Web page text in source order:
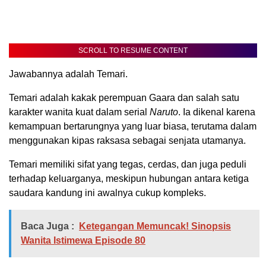
SCROLL TO RESUME CONTENT
Jawabannya adalah Temari.
Temari adalah kakak perempuan Gaara dan salah satu
karakter wanita kuat dalam serial Naruto. Ia dikenal karena
kemampuan bertarungnya yang luar biasa, terutama dalam
menggunakan kipas raksasa sebagai senjata utamanya.
Temari memiliki sifat yang tegas, cerdas, dan juga peduli
terhadap keluarganya, meskipun hubungan antara ketiga
saudara kandung ini awalnya cukup kompleks.
Baca Juga :
Ketegangan Memuncak! Sinopsis
Wanita Istimewa Episode 80